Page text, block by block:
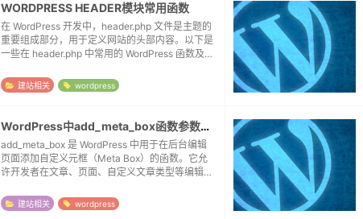
WORDPRESS HEADER模块常用函数
在 WordPress 开发中，header.php 文件是主题的
重要组成部分，用于定义网站的头部内容。以下是
一些在 header.php 中常用的 WordPress 函数及其
素过多，也可...
建站相关 wordpress
WordPress中add_meta_box函数参数详解
add_meta_box 是 WordPress 中用于在后台编辑
页面添加自定义元框（Meta Box）的函数。它允
许开发者在文章、页面、自定义文章类型等编辑页
ox 函数的参数及其...
建站相关 wordpress